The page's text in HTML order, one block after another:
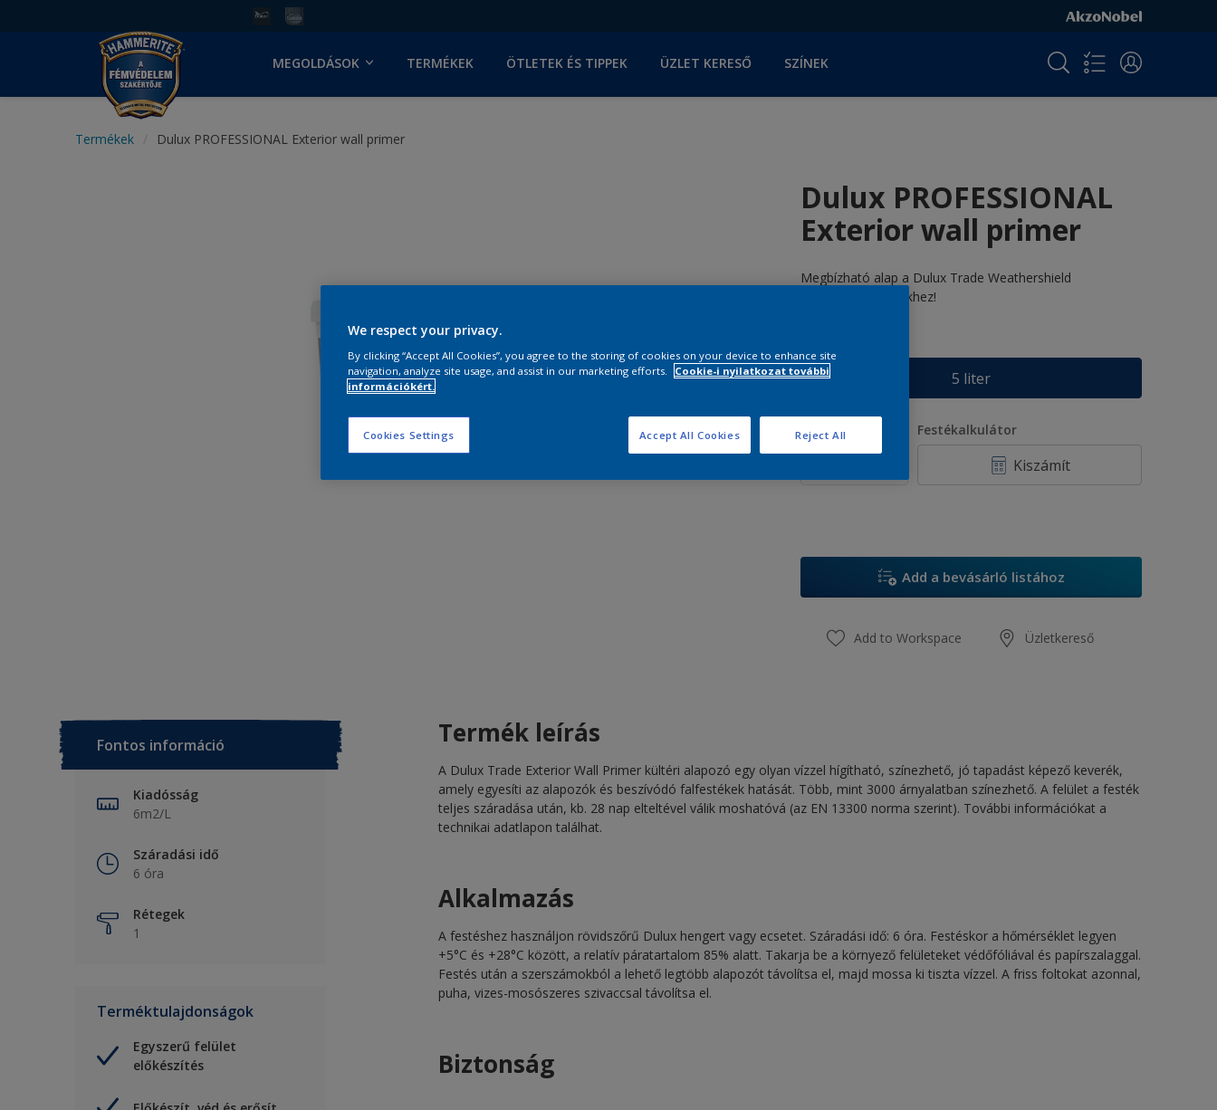
MEGOLDÁSOK TERMÉKEK ÖTLETEK ÉS TIPPEK ÜZLET KERESŐ SZÍNEK
Termékek Dulux PROFESSIONAL Exterior wall primer
Dulux PROFESSIONAL
Exterior wall primer
Megbízható alap a Dulux Trade Weathershield
homlokzatfestékekhez!
Méret
5 liter
mennyiség Festékalkulátor
Kiszámít
Add a bevásárló listához
Add to Workspace Üzletkereső
Fontos információ
Kiadósság
6m2/L
Száradási idő
6 óra
Rétegek
1
Terméktulajdonságok
Egyszerű felület
előkészítés
Termék leírás
A Dulux Trade Exterior Wall Primer kültéri alapozó egy olyan vízzel hígítható, színezhető, jó tapadást képező keverék,
amely egyesíti az alapozók és beszívódó falfestékek hatását. Több, mint 3000 árnyalatban színezhető. A felület a festék
teljes száradása után, kb. 28 nap elteltével válik moshatóvá (az EN 13300 norma szerint). További információkat a
technikai adatlapon találhat.
Alkalmazás
A festéshez használjon rövidszőrű Dulux hengert vagy ecsetet. Száradási idő: 6 óra. Festéskor a hőmérséklet legyen
+5°C és +28°C között, a relatív páratartalom 85% alatt. Takarja be a környező felületeket védőfóliával és papírszalaggal.
Festés után a szerszámokból a lehető legtöbb alapozót távolítsa el, majd mossa ki tiszta vízzel. A friss foltokat azonnal,
puha, vizes-mosószeres szivaccsal távolítsa el.
Biztonság
We respect your privacy.
By clicking “Accept All Cookies”, you agree to the storing of cookies on your device to enhance site
navigation, analyze site usage, and assist in our marketing efforts.
Cookie-i nyilatkozat további
információkért.
Cookies Settings Reject All
Accept All Cookies